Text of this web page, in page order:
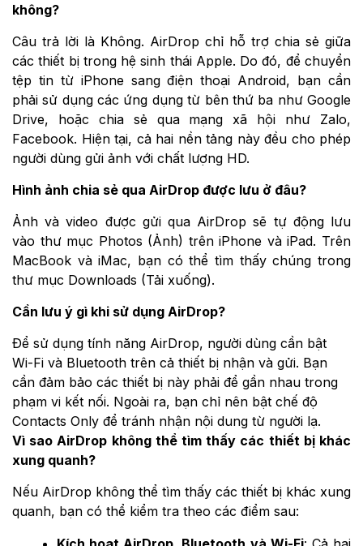
không?
Câu trả lời là Không. AirDrop chỉ hỗ trợ chia sẻ giữa
các thiết bị trong hệ sinh thái Apple. Do đó, để chuyển
tệp tin từ iPhone sang điện thoại Android, bạn cần
phải sử dụng các ứng dụng từ bên thứ ba như Google
Drive, hoặc chia sẻ qua mạng xã hội như Zalo,
Facebook. Hiện tại, cả hai nền tảng này đều cho phép
người dùng gửi ảnh với chất lượng HD.
Hình ảnh chia sẻ qua AirDrop được lưu ở đâu?
Ảnh và video được gửi qua AirDrop sẽ tự động lưu
vào thư mục Photos (Ảnh) trên iPhone và iPad. Trên
MacBook và iMac, bạn có thể tìm thấy chúng trong
thư mục Downloads (Tải xuống).
Cần lưu ý gì khi sử dụng AirDrop?
Để sử dụng tính năng AirDrop, người dùng cần bật
Wi-Fi và Bluetooth trên cả thiết bị nhận và gửi. Bạn
cần đảm bảo các thiết bị này phải để gần nhau trong
phạm vi kết nối. Ngoài ra, bạn chỉ nên bật chế độ
Contacts Only để tránh nhận nội dung từ người lạ.
Vì sao AirDrop không thể tìm thấy các thiết bị khác
xung quanh?
Nếu AirDrop không thể tìm thấy các thiết bị khác xung
quanh, bạn có thể kiểm tra theo các điểm sau: